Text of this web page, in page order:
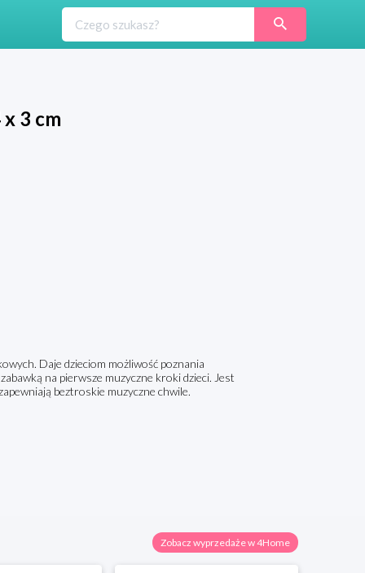
3 cm
Daje dzieciom możliwość poznania
na pierwsze muzyczne kroki dzieci. Jest
beztroskie muzyczne chwile.
Zobacz wyprzedaże w 4Home